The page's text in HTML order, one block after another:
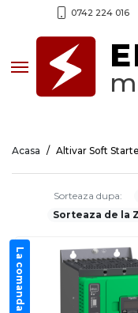
0742 224 016
Toggle navigation
Acasa Altivar Soft
Sorteaza dupa:
Sorteaza de la
La comanda